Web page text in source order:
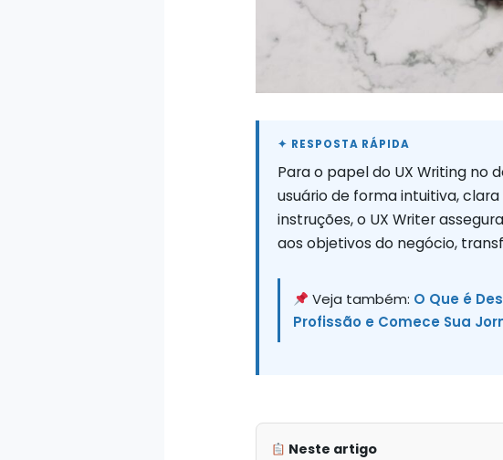
Para o papel do UX Writing no
usuário de forma intuitiva,
instruções, o UX Writer
aos objetivos do negócio,
Veja também: O Que é
Profissão e Comece Sua
Neste artigo